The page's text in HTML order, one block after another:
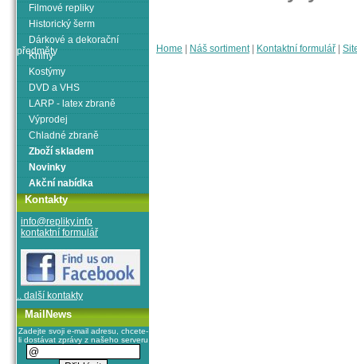
Home Náš sortiment| Kontaktní formulář
Filmové repliky
Historický šerm
Dárkové a dekorační
předměty
Knihy
Kostýmy
DVD a VHS
LARP - latex zbraně
Výprodej
Chladné zbraně
Zboží skladem
Novinky
Akční nabídka
Kontakty
info@repliky.info
kontaktní formulář
.. další kontakty
MailNews
Zadejte svoji e-mail adresu, chcete-
li dostávat zprávy z našeho serveru